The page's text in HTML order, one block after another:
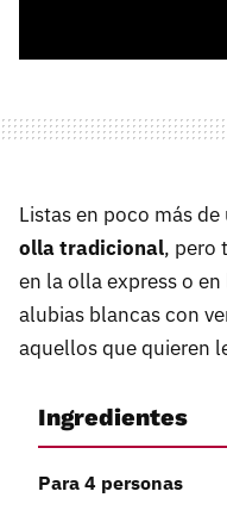
Listas en poco más
olla tradicional, pero
en la olla express o
alubias blancas con
aquellos que quieren
Ingredientes
Para 4 personas